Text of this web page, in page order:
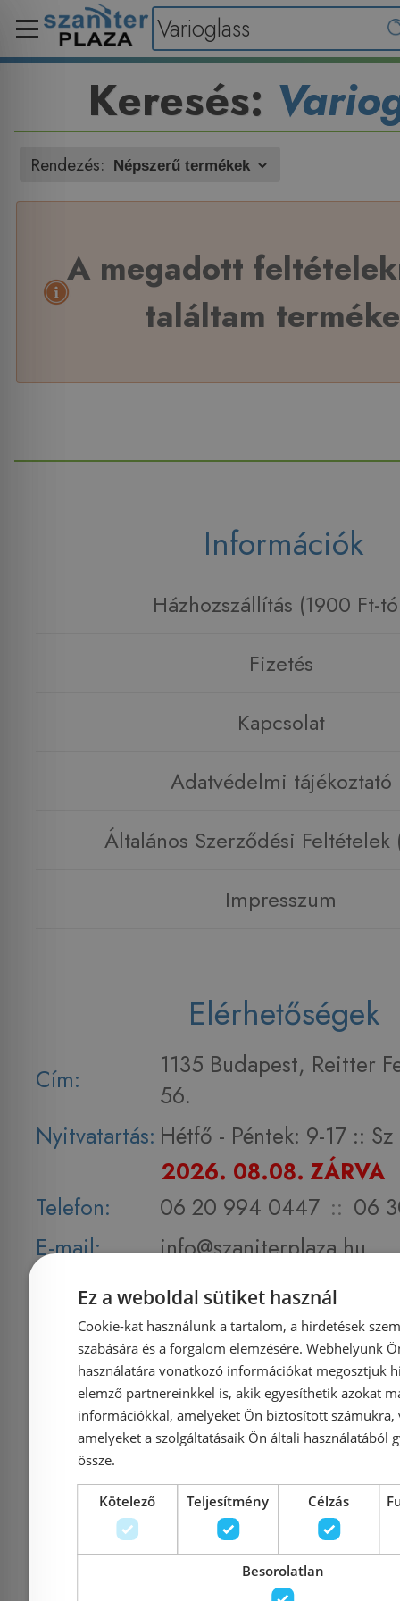
Keresés:
Rendezés:
A megadott
találtam
Információk
Házhozszállítás (1900 Ft-
Fizetés
Kapcsolat
Adatvédelmi tájékoztató
Általános Szerződési Feltételek
Impresszum
Elérhetőségek
Cím:
1135 Budapest, Reitter
56.
Nyitvatartás: Hétfő - Péntek: 9-17 :: Sz
2026. 08.08. ZÁRVA
Telefon:
06 20 994 0447 :: 06
E-mail:
info@szaniterplaza.hu
Fiókom
Belépés
Regisztráció
Ez a weboldal sütiket használ
Cookie-kat használunk a tartalom, a hirdetések
szabására és a forgalom elemzésére. Webhelyünk
használatára vonatkozó információkat megosztjuk
elemző partnereinkkel is, akik egyesíthetik azokat
információkkal, amelyeket Ön biztosított számukra,
amelyeket a szolgáltatásaik Ön általi használatából
össze.
Kötelező Teljesítmény Célzás
Besorolatlan